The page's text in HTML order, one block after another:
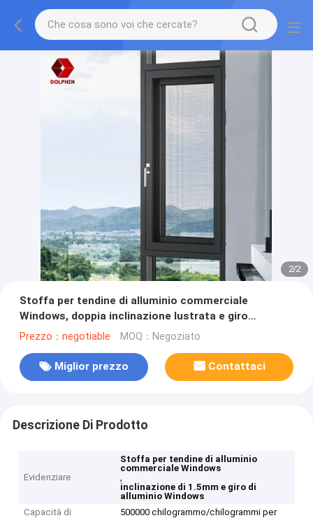
2/2
Stoffa per tendine di alluminio commerciale
Windows, doppia inclinazione lustrata e giro
Windows
Prezzo：negotiable MOQ：Negoziato
Miglior prezzo Contattaci
Descrizione Di Prodotto
Evidenziare
Stoffa per tendine di alluminio
commerciale Windows
,
inclinazione di 1.5mm e giro di
alluminio Windows
Capacità di
500000 chilogrammo/chilogrammi per